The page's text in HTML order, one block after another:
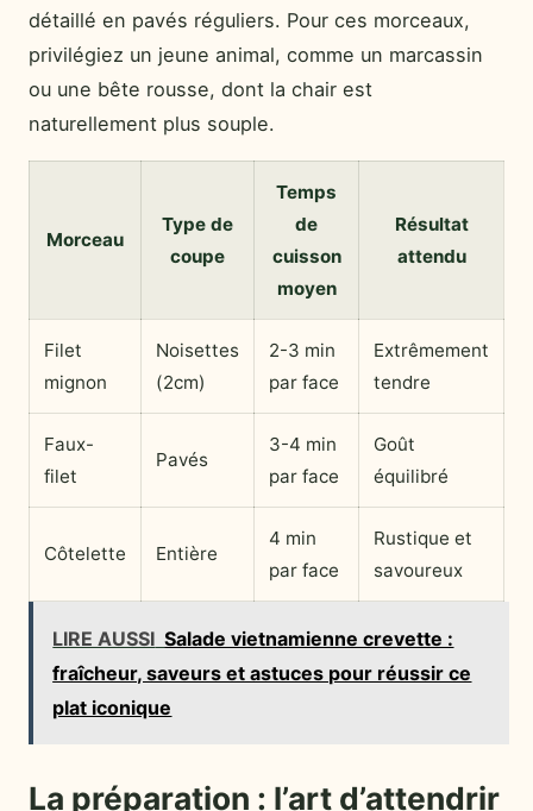
détaillé en pavés réguliers. Pour ces morceaux,
privilégiez un jeune animal, comme un marcassin
ou une bête rousse, dont la chair est
naturellement plus souple.
Morceau
Type de
coupe
Temps
de
cuisson
moyen
Résultat
attendu
Filet
mignon
Noisettes
(2cm)
2-3 min
par face
Extrêmement
tendre
Faux-
filet
Pavés
3-4 min
par face
Goût
équilibré
Côtelette Entière
4 min
par face
Rustique et
savoureux
LIRE AUSSI Salade vietnamienne crevette :
fraîcheur, saveurs et astuces pour réussir ce
plat iconique
La préparation : l’art d’attendrir